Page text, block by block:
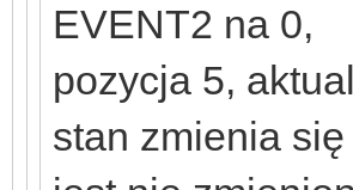
EVENT2 na 0,
pozycja 5,
stan zmienia